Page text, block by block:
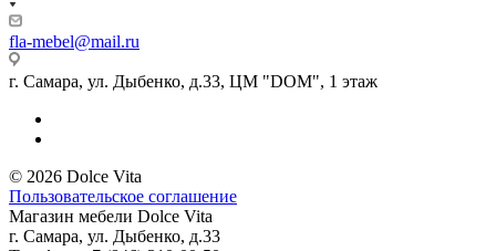
fla-mebel@mail.ru
г. Самара, ул. Дыбенко, д.33, ЦМ "DOM", 1 этаж
© 2026 Dolce Vita
Пользовательское соглашение
Магазин мебели Dolce Vita
г. Самара, ул. Дыбенко, д.33